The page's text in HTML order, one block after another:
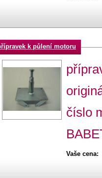
k půlení motoru
číslo
Vaše cena: